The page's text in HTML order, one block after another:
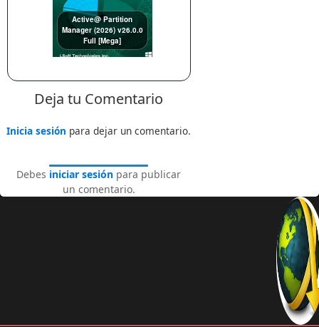
Active@ Partition
Manager (2026) v26.0.0
Full [Mega]
Deja tu Comentario
Inicia sesión para dejar un comentario.
Debes iniciar sesión para publicar
un comentario.